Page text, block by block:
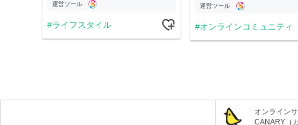
運営ツール
ライフスタイル
運営ツール
オンラインコミュニティ
オンライン
CANARY（